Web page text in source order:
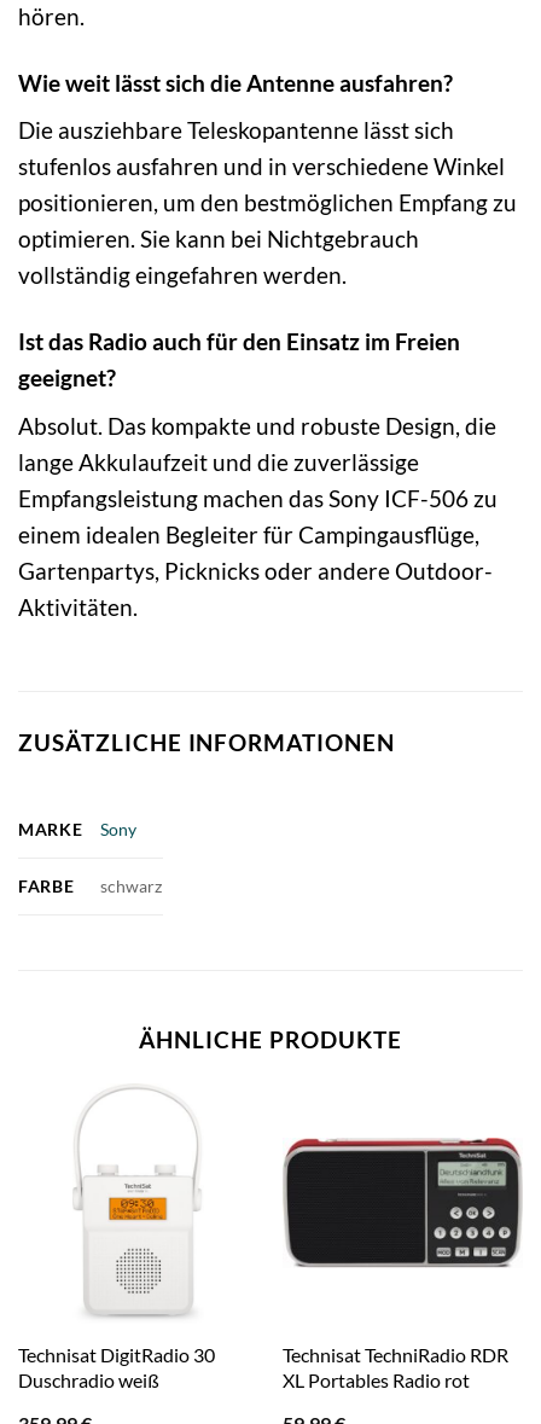
hören.
Wie weit lässt sich die Antenne ausfahren?
Die ausziehbare Teleskopantenne lässt sich
stufenlos ausfahren und in verschiedene Winkel
positionieren, um den bestmöglichen Empfang zu
optimieren. Sie kann bei Nichtgebrauch
vollständig eingefahren werden.
Ist das Radio auch für den Einsatz im Freien
geeignet?
Absolut. Das kompakte und robuste Design, die
lange Akkulaufzeit und die zuverlässige
Empfangsleistung machen das Sony ICF-506 zu
einem idealen Begleiter für Campingausflüge,
Gartenpartys, Picknicks oder andere Outdoor-
Aktivitäten.
ZUSÄTZLICHE INFORMATIONEN
MARKE Sony
FARBE schwarz
ÄHNLICHE PRODUKTE
Technisat DigitRadio 30
Duschradio weiß
Technisat TechniRadio RDR
XL Portables Radio rot